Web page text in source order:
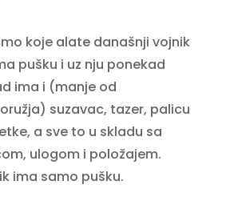
koje alate današnji vojnik
pušku i uz nju ponekad
ima i (manje od
suzavac, tazer, palicu
a sve to u skladu sa
ulogom i položajem.
ima samo pušku.